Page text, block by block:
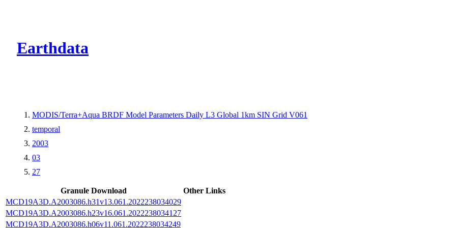
Earthdata
MODIS/Terra+Aqua BRDF Model Parameters Daily L3 Global 1km SIN Grid V061
temporal
2003
03
27
Granule Download
Other Links
MCD19A3D.A2003086.h31v13.061.2022238034029
MCD19A3D.A2003086.h23v16.061.2022238034127
MCD19A3D.A2003086.h06v11.061.2022238034249